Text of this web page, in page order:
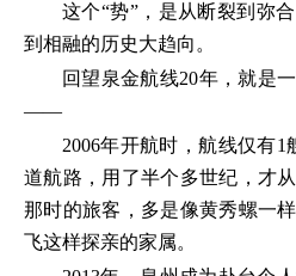
这个“势”，是从断裂到弥
到相融的历史大趋向。
回望泉金航线20年，就是
——
2006年开航时，航线仅有
道航路，用了半个多世纪，才
那时的旅客，多是像黄秀螺一
飞这样探亲的家属。